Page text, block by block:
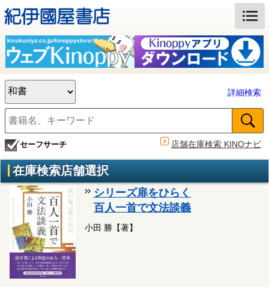
詳細検索
セーフサーチ 店舗在庫検索 KINOナビ
在庫検索店舗選択
シリーズ扉をひらく
百人一首で文法談義
小田 勝【著】